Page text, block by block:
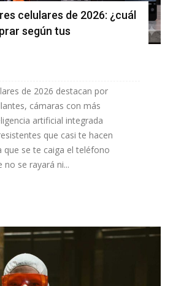
celulares de 2026: ¿cuál
según tus
de 2026 destacan por
cámaras con más
artificial integrada
que casi te hacen
que se te caiga el teléfono
no se rayará ni...